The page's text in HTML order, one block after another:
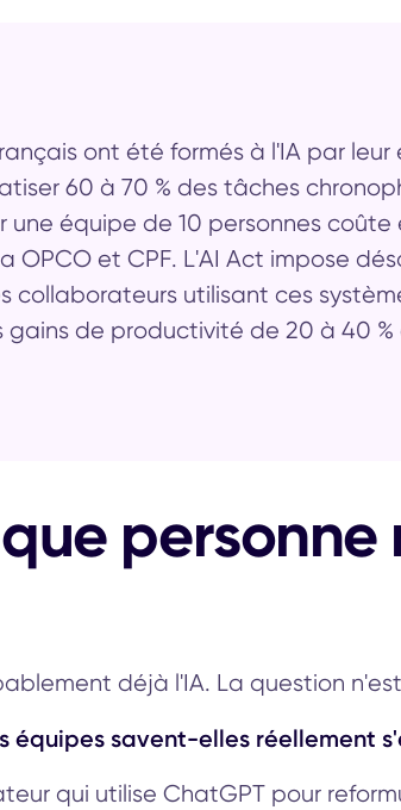
ont été formés à l'IA par leur
60 à 70 % des tâches
une équipe de 10 personnes
OPCO et CPF. L'AI Act impose
collaborateurs utilisant ces
de productivité de 20 à 40 %
personne
déjà l'IA. La question
équipes savent-elles réellement
qui utilise ChatGPT pour